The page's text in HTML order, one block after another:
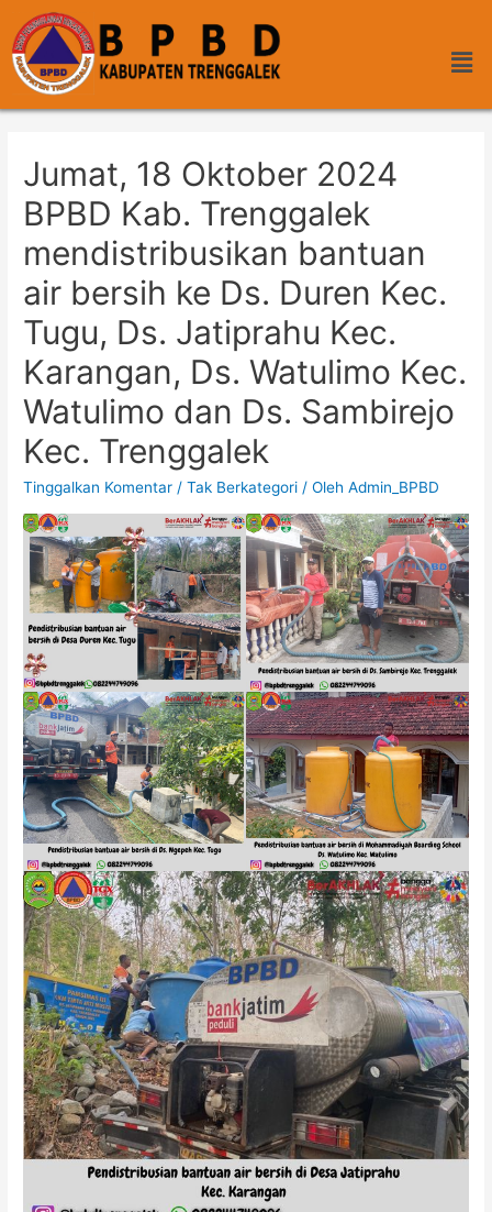
Jumat, 18 Oktober 2024
BPBD Kab. Trenggalek
mendistribusikan bantuan
air bersih ke Ds. Duren Kec.
Tugu, Ds. Jatiprahu Kec.
Karangan, Ds. Watulimo Kec.
Watulimo dan Ds. Sambirejo
Kec. Trenggalek
Tinggalkan Komentar /Tak Berkategori / OlehAdmin_BPBD